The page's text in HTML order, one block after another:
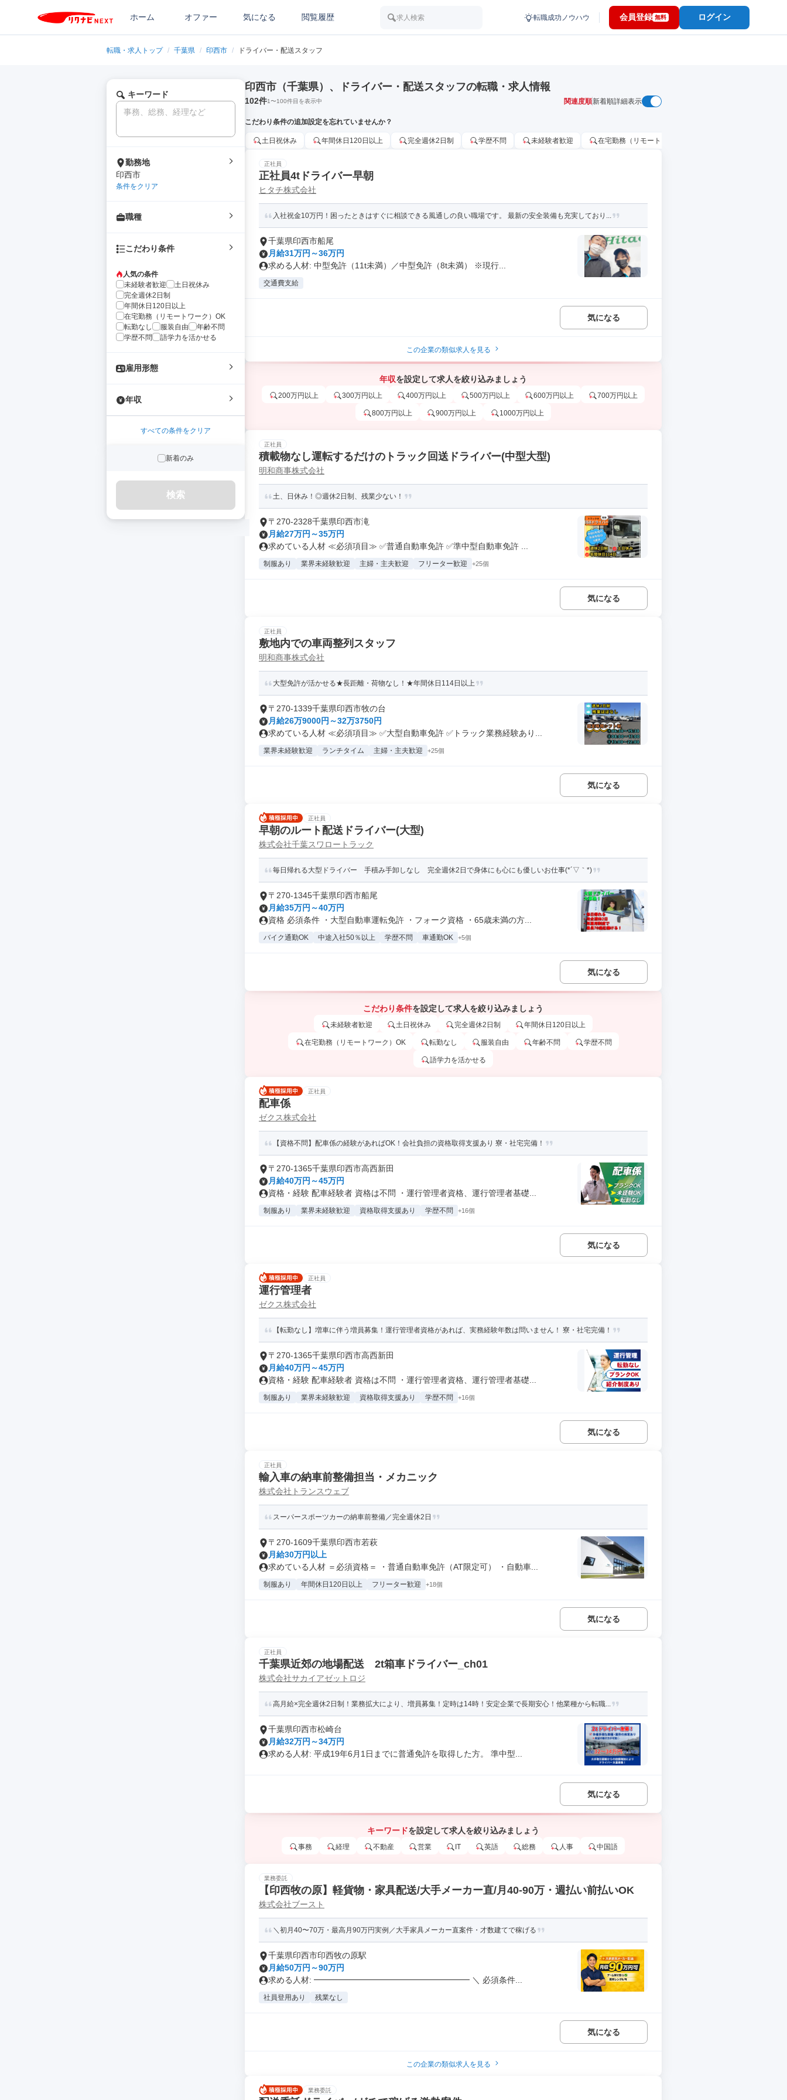
ホーム オファー 気になる 閲覧履歴 求人検索 転職成功ノウハウ 会員登録 無料 ログイン
転職・求人トップ / 千葉県 / 印西市 / ドライバー・配送スタッフ
キーワード
勤務地
印西市
条件をクリア
職種
こだわり条件
人気の条件
未経験者歓迎
土日祝休み
完全週休2日制
年間休日120日以上
在宅勤務（リモートワーク）OK
転勤なし
服装自由
年齢不問
学歴不問
語学力を活かせる
雇用形態
年収
すべての条件をクリア
新着のみ
検索
印西市（千葉県）、ドライバー・配送スタッフの転職・求人情報
102件1〜100件目を表示中 関連度順新着順詳細表示
こだわり条件の追加設定を忘れていませんか？
土日祝休み 年間休日120日以上 完全週休2日制 学歴不問 未経験者歓迎 在宅勤務（リモートワーク）OK
正社員
正社員4tドライバー早朝
ヒタチ株式会社
入社祝金10万円！困ったときはすぐに相談できる風通しの良い職場です。 最新の安全装備も充実しており...
千葉県印西市船尾
月給31万円～36万円
求める人材: 中型免許（11t未満）／中型免許（8t未満） ※現行...
交通費支給
気になる
この企業の類似求人を見る
年収を設定して求人を絞り込みましょう
200万円以上 300万円以上 400万円以上 500万円以上 600万円以上 700万円以上
800万円以上 900万円以上 1000万円以上
正社員
積載物なし運転するだけのトラック回送ドライバー(中型大型)
明和商事株式会社
土、日休み！◎週休2日制、残業少ない！
〒270-2328千葉県印西市滝
月給27万円～35万円
求めている人材 ≪必須項目≫ ✅普通自動車免許 ✅準中型自動車免許 ...
制服あり 業界未経験歓迎 主婦・主夫歓迎 フリーター歓迎 +25個
気になる
正社員
敷地内での車両整列スタッフ
明和商事株式会社
大型免許が活かせる★長距離・荷物なし！★年間休日114日以上
〒270-1339千葉県印西市牧の台
月給26万9000円～32万3750円
求めている人材 ≪必須項目≫ ✅大型自動車免許 ✅トラック業務経験あり...
業界未経験歓迎 ランチタイム 主婦・主夫歓迎 +25個
気になる
正社員
早朝のルート配送ドライバー(大型)
株式会社千葉スワロートラック
毎日帰れる大型ドライバー 手積み手卸しなし 完全週休2日で身体にも心にも優しいお仕事(*´▽｀*)
〒270-1345千葉県印西市船尾
月給35万円～40万円
資格 必須条件 ・大型自動車運転免許 ・フォーク資格 ・65歳未満の方...
バイク通勤OK 中途入社50％以上 学歴不問 車通勤OK +5個
気になる
こだわり条件を設定して求人を絞り込みましょう
未経験者歓迎 土日祝休み 完全週休2日制 年間休日120日以上
在宅勤務（リモートワーク）OK 転勤なし 服装自由 年齢不問 学歴不問
語学力を活かせる
正社員
配車係
ゼクス株式会社
【資格不問】配車係の経験があればOK！会社負担の資格取得支援あり 寮・社宅完備！
〒270-1365千葉県印西市高西新田
月給40万円～45万円
資格・経験 配車経験者 資格は不問 ・運行管理者資格、運行管理者基礎...
制服あり 業界未経験歓迎 資格取得支援あり 学歴不問 +16個
気になる
正社員
運行管理者
ゼクス株式会社
【転勤なし】増車に伴う増員募集！運行管理者資格があれば、実務経験年数は問いません！ 寮・社宅完備！
〒270-1365千葉県印西市高西新田
月給40万円～45万円
資格・経験 配車経験者 資格は不問 ・運行管理者資格、運行管理者基礎...
制服あり 業界未経験歓迎 資格取得支援あり 学歴不問 +16個
気になる
正社員
輸入車の納車前整備担当・メカニック
株式会社トランスウェブ
スーパースポーツカーの納車前整備／完全週休2日
〒270-1609千葉県印西市若萩
月給30万円以上
求めている人材 ＝必須資格＝ ・普通自動車免許（AT限定可） ・自動車...
制服あり 年間休日120日以上 フリーター歓迎 +18個
気になる
正社員
千葉県近郊の地場配送 2t箱車ドライバー_ch01
株式会社サカイアゼットロジ
高月給×完全週休2日制！業務拡大により、増員募集！定時は14時！安定企業で長期安心！他業種から転職...
千葉県印西市松崎台
月給32万円～34万円
求める人材: 平成19年6月1日までに普通免許を取得した方。 準中型...
気になる
キーワードを設定して求人を絞り込みましょう
事務 経理 不動産 営業 IT 英語 総務 人事 中国語
業務委託
【印西牧の原】軽貨物・家具配送/大手メーカー直/月40-90万・週払い前払いOK
株式会社ブースト
＼初月40〜70万・最高月90万円実例／大手家具メーカー直案件・才数建てで稼げる
千葉県印西市印西牧の原駅
月給50万円～90万円
求める人材: ━━━━━━━━━━━━━━━━━━━ ＼ 必須条件...
社員登用あり 残業なし
気になる
この企業の類似求人を見る
業務委託